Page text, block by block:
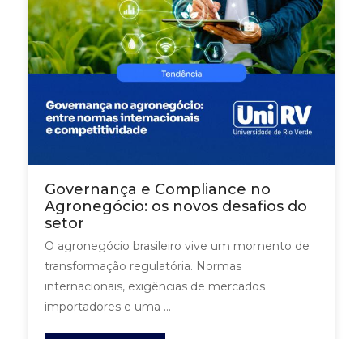
Governança e Compliance no
Agronegócio: os novos desafios do
setor
O agronegócio brasileiro vive um momento de
transformação regulatória. Normas
internacionais, exigências de mercados
importadores e uma ...